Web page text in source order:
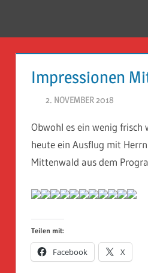
Guckloch
Geheimrat
auf
Impressionen
2. NOVEMBER 2018
Obwohl es ein wenig frisch
heute ein Ausflug mit
Mittenwald aus dem
Teilen mit:
Facebook X